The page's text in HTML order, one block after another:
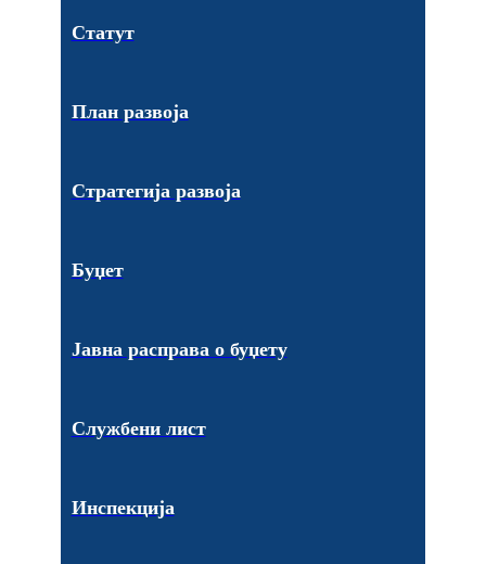
Статут
План развоја
Стратегија развоја
Буџет
Јавна расправа о буџету
Службени лист
Инспекција